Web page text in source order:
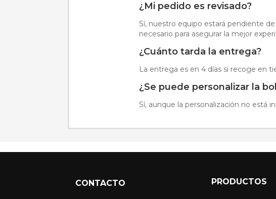
¿Mi pedido es revisado?
Sí, nuestro equipo estará pendiente
necesario para asegurar la mejor
¿Cuánto tarda la entrega?
La entrega es en 4 días si recoge en
¿Se puede personalizar la
Sí, aunque la personalización no está
CONTACTO PRODUCTOS